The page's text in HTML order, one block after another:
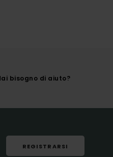
bisogno di aiuto?
REGISTRARSI